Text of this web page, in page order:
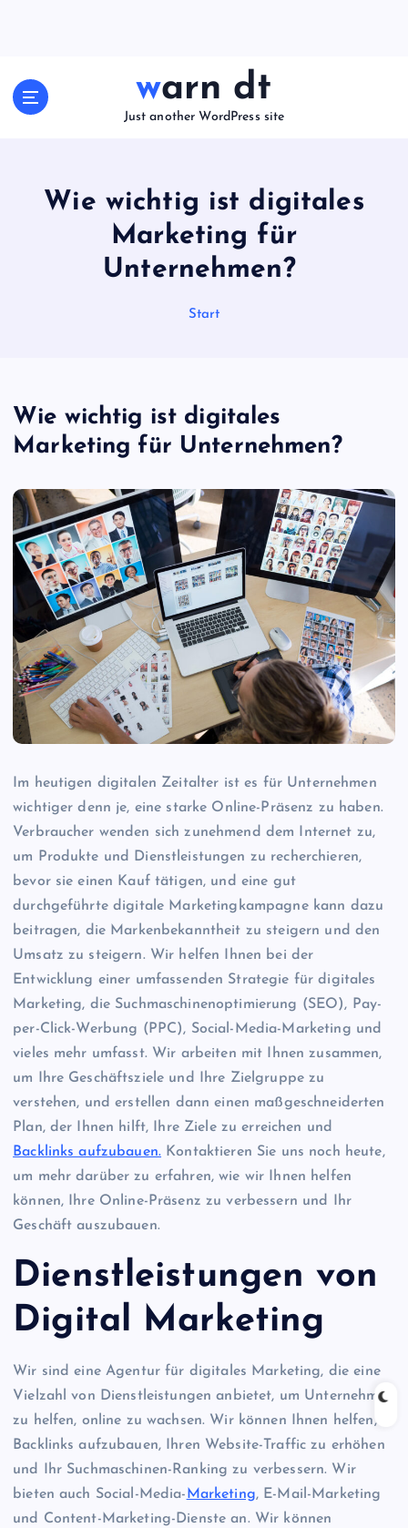
warn dt
Just another WordPress site
Wie wichtig ist digitales
Marketing für
Unternehmen?
Start
Wie wichtig ist digitales
Marketing für Unternehmen?
Im heutigen digitalen Zeitalter ist es für Unternehmen
wichtiger denn je, eine starke Online-Präsenz zu haben.
Verbraucher wenden sich zunehmend dem Internet zu,
um Produkte und Dienstleistungen zu recherchieren,
bevor sie einen Kauf tätigen, und eine gut
durchgeführte digitale Marketingkampagne kann dazu
beitragen, die Markenbekanntheit zu steigern und den
Umsatz zu steigern. Wir helfen Ihnen bei der
Entwicklung einer umfassenden Strategie für digitales
Marketing, die Suchmaschinenoptimierung (SEO), Pay-
per-Click-Werbung (PPC), Social-Media-Marketing und
vieles mehr umfasst. Wir arbeiten mit Ihnen zusammen,
um Ihre Geschäftsziele und Ihre Zielgruppe zu
verstehen, und erstellen dann einen maßgeschneiderten
Plan, der Ihnen hilft, Ihre Ziele zu erreichen und
Backlinks aufzubauen. Kontaktieren Sie uns noch heute,
um mehr darüber zu erfahren, wie wir Ihnen helfen
können, Ihre Online-Präsenz zu verbessern und Ihr
Geschäft auszubauen.
Dienstleistungen von
Digital Marketing
Wir sind eine Agentur für digitales Marketing, die eine
Vielzahl von Dienstleistungen anbietet, um Unternehmen
zu helfen, online zu wachsen. Wir können Ihnen helfen,
Backlinks aufzubauen, Ihren Website-Traffic zu erhöhen
und Ihr Suchmaschinen-Ranking zu verbessern. Wir
bieten auch Social-Media-Marketing, E-Mail-Marketing
und Content-Marketing-Dienste an. Wir können